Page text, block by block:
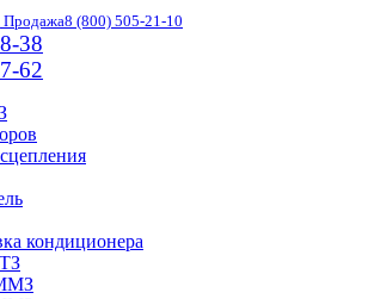
Продажа8 (800) 505-21-10
38
62
кондиционера